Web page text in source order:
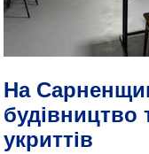
На
будівництво
укриттів